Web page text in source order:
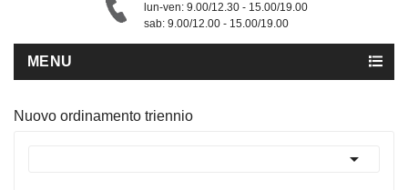
lun-ven: 9.00/12.30 - 15.00/19.00
sab: 9.00/12.00 - 15.00/19.00
MENU
Nuovo ordinamento triennio
